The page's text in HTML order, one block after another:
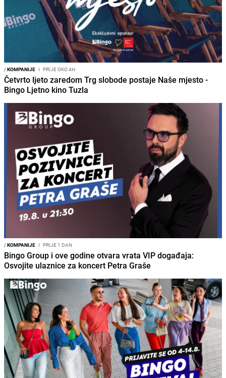
/KOMPANIJE I PRIJE OKO 4H
Četvrto ljeto zaredom Trg slobode postaje Naše mjesto -
Bingo Ljetno kino Tuzla
/KOMPANIJE I PRIJE 1 DAN
Bingo Group i ove godine otvara vrata VIP događaja:
Osvojite ulaznice za koncert Petra Graše